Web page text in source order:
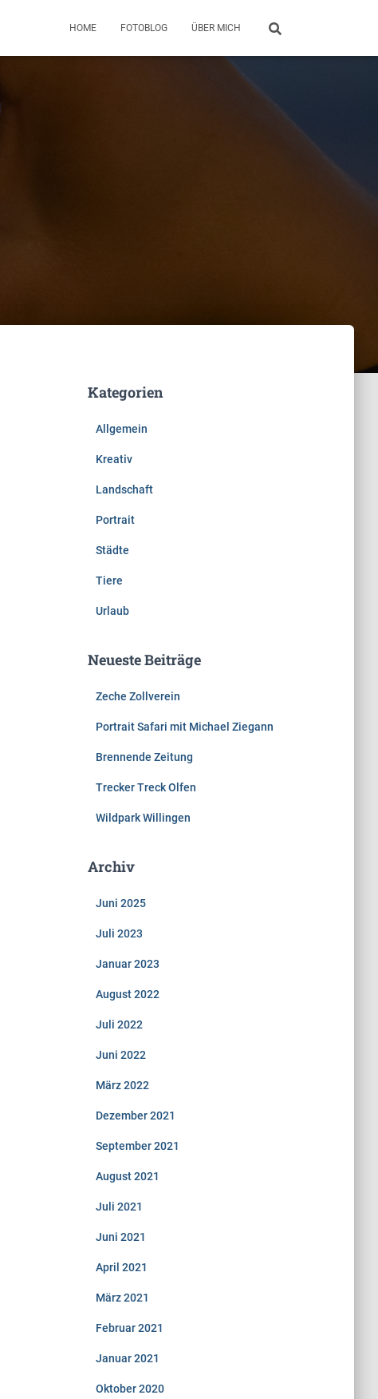
HOME FOTOBLOG ÜBER MICH
Kategorien
Allgemein
Kreativ
Landschaft
Portrait
Städte
Tiere
Urlaub
Neueste Beiträge
Zeche Zollverein
Portrait Safari mit Michael Ziegann
Brennende Zeitung
Trecker Treck Olfen
Wildpark Willingen
Archiv
Juni 2025
Juli 2023
Januar 2023
August 2022
Juli 2022
Juni 2022
März 2022
Dezember 2021
September 2021
August 2021
Juli 2021
Juni 2021
April 2021
März 2021
Februar 2021
Januar 2021
Oktober 2020